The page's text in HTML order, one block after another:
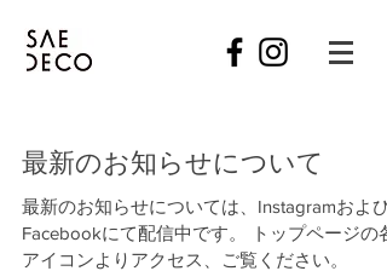
最新のお知らせについて
最新のお知らせについては、Instagramおよび
Facebookにて配信中です。 トップページの各
アイコンよりアクセス、ご覧ください。